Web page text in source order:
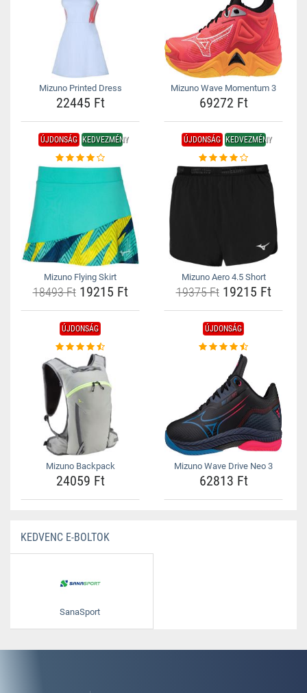
Mizuno Printed Dress
22445 Ft
Mizuno Wave Momentum 3
69272 Ft
ÚJDONSÁG KEDVEZMÉNY
Mizuno Flying Skirt
18493 Ft19215 Ft
ÚJDONSÁG KEDVEZMÉNY
Mizuno Aero 4.5 Short
19375 Ft19215 Ft
ÚJDONSÁG
Mizuno Backpack
24059 Ft
ÚJDONSÁG
Mizuno Wave Drive Neo 3
62813 Ft
KEDVENC E-BOLTOK
SanaSport